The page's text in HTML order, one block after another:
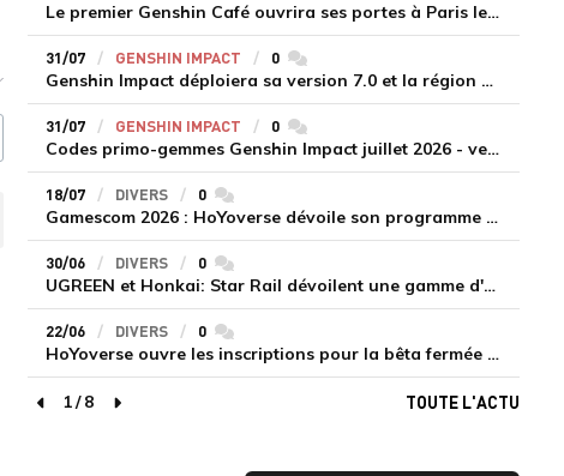
Le premier Genshin Café ouvrira ses portes à Paris le 14 août
31/07 GENSHIN IMPACT 0commentaires
Genshin Impact déploiera sa version 7.0 et la région de Snezhnaya le 12 août
31/07 GENSHIN IMPACT 0commentaires
Codes primo-gemmes Genshin Impact juillet 2026 - version 7.0
18/07 DIVERS 0commentaires
Gamescom 2026 : HoYoverse dévoile son programme et présente deux nouveaux jeux inédits
30/06 DIVERS 0commentaires
UGREEN et Honkai: Star Rail dévoilent une gamme d'accessoires de recharge en édition limitée
22/06 DIVERS 0commentaires
HoYoverse ouvre les inscriptions pour la bêta fermée de Honkai : Nexus Anima
page précédente
1/8
page suivante
TOUTE L'ACTU